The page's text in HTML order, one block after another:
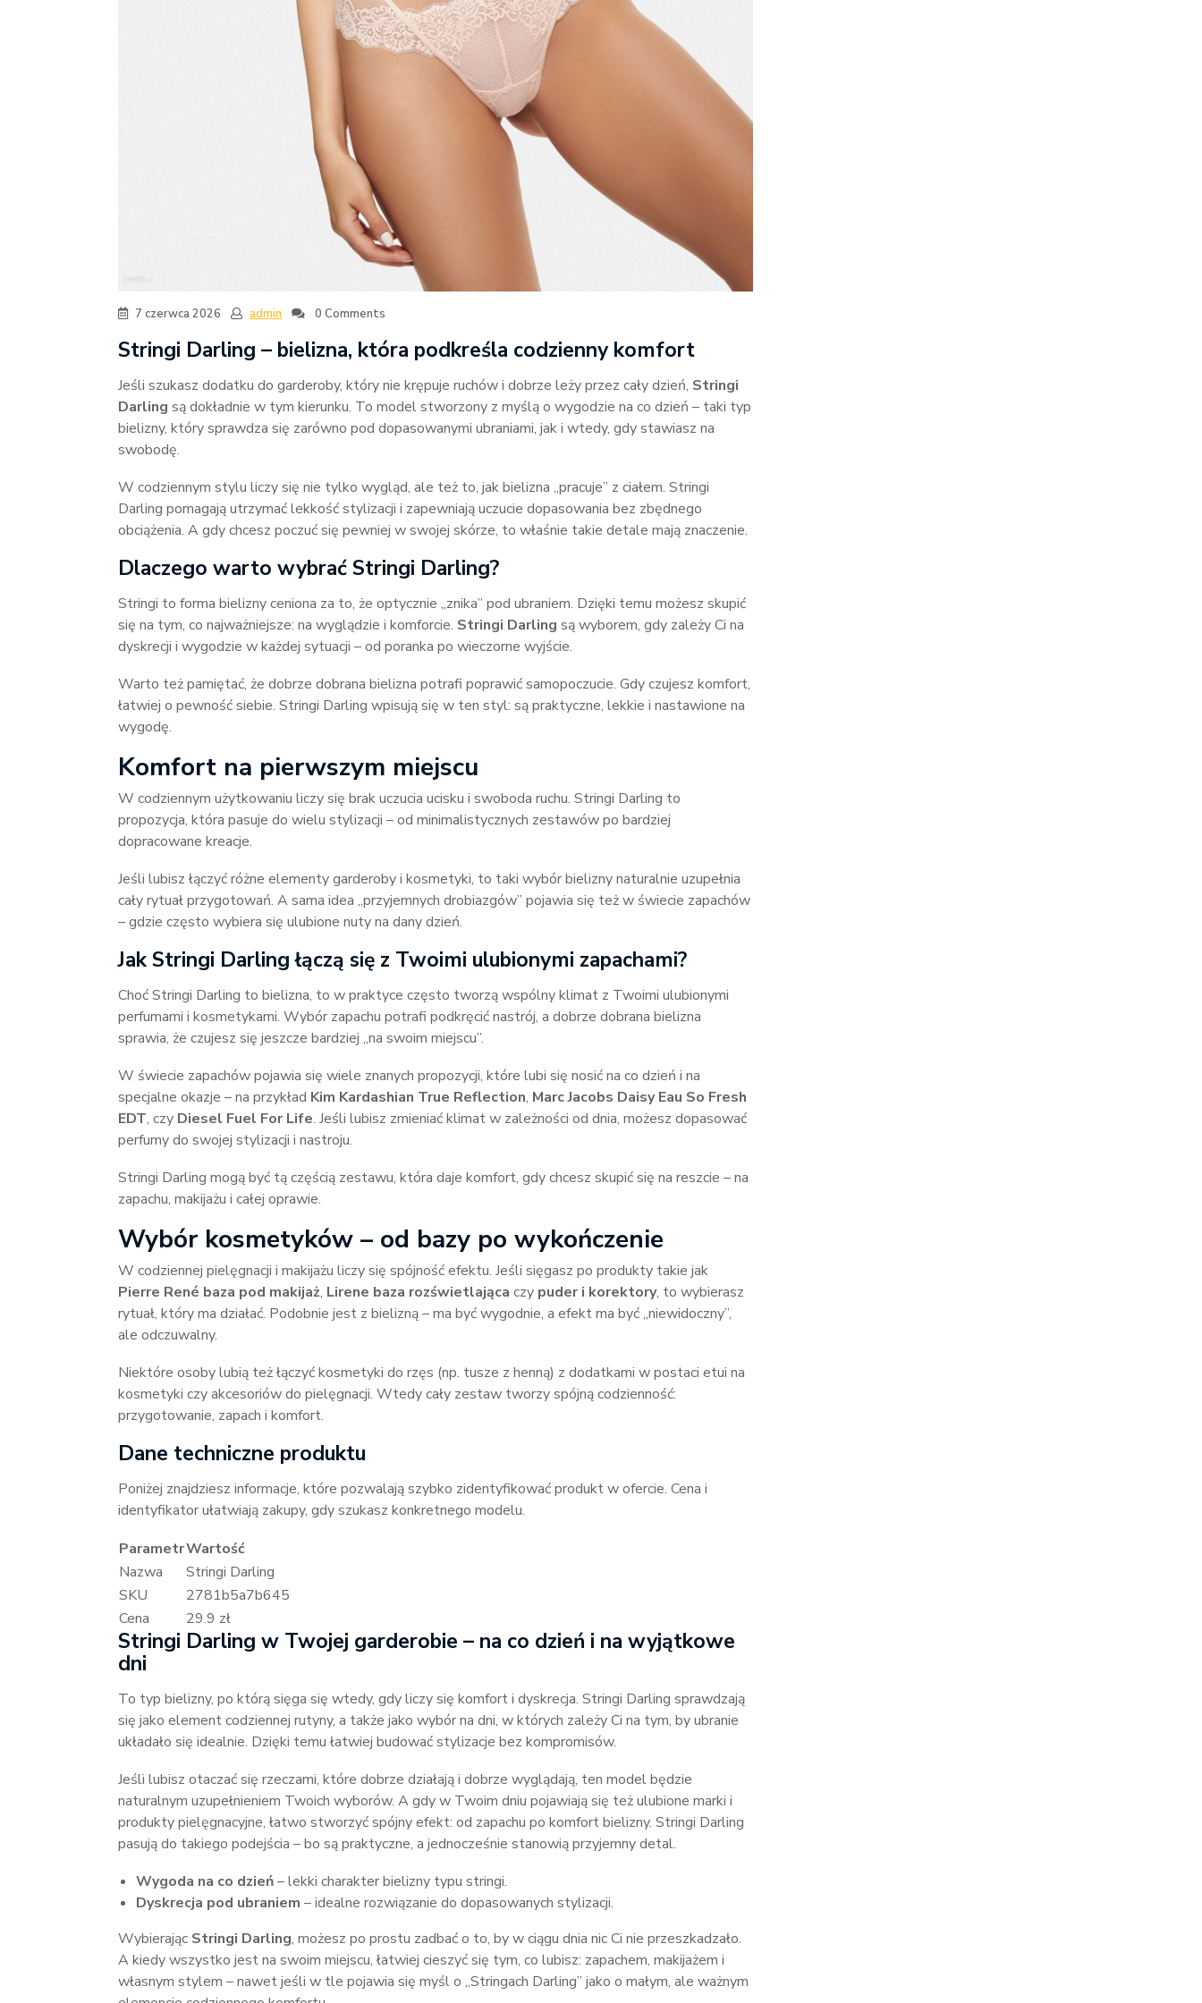
7 czerwca 2026 admin 0 Comments
Stringi Darling – bielizna, która podkreśla codzienny komfort
Jeśli szukasz dodatku do garderoby, który nie krępuje ruchów i dobrze leży przez cały dzień, Stringi
Darling są dokładnie w tym kierunku. To model stworzony z myślą o wygodzie na co dzień – taki typ
bielizny, który sprawdza się zarówno pod dopasowanymi ubraniami, jak i wtedy, gdy stawiasz na
swobodę.
W codziennym stylu liczy się nie tylko wygląd, ale też to, jak bielizna „pracuje” z ciałem. Stringi
Darling pomagają utrzymać lekkość stylizacji i zapewniają uczucie dopasowania bez zbędnego
obciążenia. A gdy chcesz poczuć się pewniej w swojej skórze, to właśnie takie detale mają znaczenie.
Dlaczego warto wybrać Stringi Darling?
Stringi to forma bielizny ceniona za to, że optycznie „znika” pod ubraniem. Dzięki temu możesz skupić
się na tym, co najważniejsze: na wyglądzie i komforcie. Stringi Darling są wyborem, gdy zależy Ci na
dyskrecji i wygodzie w każdej sytuacji – od poranka po wieczorne wyjście.
Warto też pamiętać, że dobrze dobrana bielizna potrafi poprawić samopoczucie. Gdy czujesz komfort,
łatwiej o pewność siebie. Stringi Darling wpisują się w ten styl: są praktyczne, lekkie i nastawione na
wygodę.
Komfort na pierwszym miejscu
W codziennym użytkowaniu liczy się brak uczucia ucisku i swoboda ruchu. Stringi Darling to
propozycja, która pasuje do wielu stylizacji – od minimalistycznych zestawów po bardziej
dopracowane kreacje.
Jeśli lubisz łączyć różne elementy garderoby i kosmetyki, to taki wybór bielizny naturalnie uzupełnia
cały rytuał przygotowań. A sama idea „przyjemnych drobiazgów” pojawia się też w świecie zapachów
– gdzie często wybiera się ulubione nuty na dany dzień.
Jak Stringi Darling łączą się z Twoimi ulubionymi zapachami?
Choć Stringi Darling to bielizna, to w praktyce często tworzą wspólny klimat z Twoimi ulubionymi
perfumami i kosmetykami. Wybór zapachu potrafi podkręcić nastrój, a dobrze dobrana bielizna
sprawia, że czujesz się jeszcze bardziej „na swoim miejscu”.
W świecie zapachów pojawia się wiele znanych propozycji, które lubi się nosić na co dzień i na
specjalne okazje – na przykład Kim Kardashian True Reflection, Marc Jacobs Daisy Eau So Fresh
EDT, czy Diesel Fuel For Life. Jeśli lubisz zmieniać klimat w zależności od dnia, możesz dopasować
perfumy do swojej stylizacji i nastroju.
Stringi Darling mogą być tą częścią zestawu, która daje komfort, gdy chcesz skupić się na reszcie – na
zapachu, makijażu i całej oprawie.
Wybór kosmetyków – od bazy po wykończenie
W codziennej pielęgnacji i makijażu liczy się spójność efektu. Jeśli sięgasz po produkty takie jak
Pierre René baza pod makijaż, Lirene baza rozświetlająca czy puder i korektory, to wybierasz
rytuał, który ma działać. Podobnie jest z bielizną – ma być wygodnie, a efekt ma być „niewidoczny”,
ale odczuwalny.
Niektóre osoby lubią też łączyć kosmetyki do rzęs (np. tusze z henną) z dodatkami w postaci etui na
kosmetyki czy akcesoriów do pielęgnacji. Wtedy cały zestaw tworzy spójną codzienność:
przygotowanie, zapach i komfort.
Dane techniczne produktu
Poniżej znajdziesz informacje, które pozwalają szybko zidentyfikować produkt w ofercie. Cena i
identyfikator ułatwiają zakupy, gdy szukasz konkretnego modelu.
ParametrWartość
Nazwa
Stringi Darling
SKU
2781b5a7b645
Cena
29.9 zł
Stringi Darling w Twojej garderobie – na co dzień i na wyjątkowe
dni
To typ bielizny, po którą sięga się wtedy, gdy liczy się komfort i dyskrecja. Stringi Darling sprawdzają
się jako element codziennej rutyny, a także jako wybór na dni, w których zależy Ci na tym, by ubranie
układało się idealnie. Dzięki temu łatwiej budować stylizacje bez kompromisów.
Jeśli lubisz otaczać się rzeczami, które dobrze działają i dobrze wyglądają, ten model będzie
naturalnym uzupełnieniem Twoich wyborów. A gdy w Twoim dniu pojawiają się też ulubione marki i
produkty pielęgnacyjne, łatwo stworzyć spójny efekt: od zapachu po komfort bielizny. Stringi Darling
pasują do takiego podejścia – bo są praktyczne, a jednocześnie stanowią przyjemny detal.
Wygoda na co dzień– lekki charakter bielizny typu stringi.
Dyskrecja pod ubraniem – idealne rozwiązanie do dopasowanych stylizacji.
Wybierając Stringi Darling, możesz po prostu zadbać o to, by w ciągu dnia nic Ci nie przeszkadzało.
A kiedy wszystko jest na swoim miejscu, łatwiej cieszyć się tym, co lubisz: zapachem, makijażem i
własnym stylem – nawet jeśli w tle pojawia się myśl o „Stringach Darling” jako o małym, ale ważnym